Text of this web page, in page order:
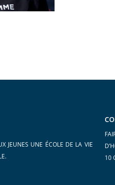
JEUNES UNE ÉCOLE DE LA VIE
10